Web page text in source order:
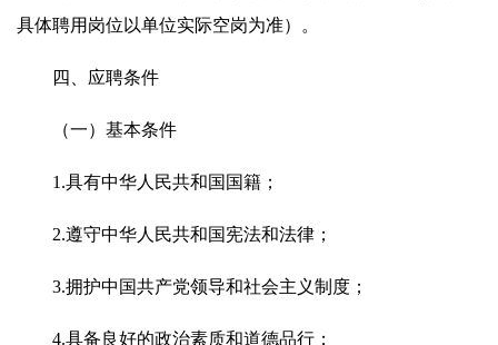
具体聘用岗位以单位实际空岗为准）。
四、应聘条件
（一）基本条件
1.具有中华人民共和国国籍；
2.遵守中华人民共和国宪法和法律；
3.拥护中国共产党领导和社会主义制度；
4.具备良好的政治素质和道德品行；